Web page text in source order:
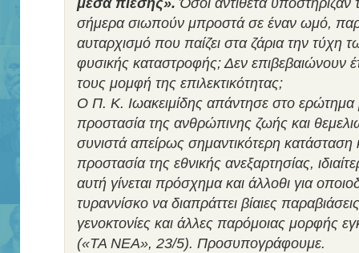
μέσα πίεσης». Όσοι αντίθετα υποστήριζαν
σήμερα σιωπούν μπροστά σε έναν ωμό,
αυταρχισμό που παίζει στα ζάρια την τύχη
φυσικής καταστροφής; Δεν επιβεβαιώνουν
τους μομφή της επιλεκτικότητας;
Ο Π. Κ. Ιωακειμίδης απάντησε στο
προστασία της ανθρώπινης ζωής και
συνιστά απείρως σημαντικότερη κατάσταση
προστασία της εθνικής ανεξαρτησίας,
αυτή γίνεται πρόσχημα και άλλοθι για
τυραννίσκο να διαπράττει βίαιες
γενοκτονίες και άλλες παρόμοιας μορφής
(«ΤΑ ΝΕΑ», 23/5). Προσυπογράφουμε.